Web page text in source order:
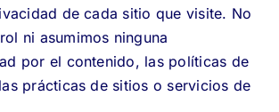
de cada sitio que visite. No
ni asumimos ninguna
por el contenido, las políticas de
prácticas de sitios o servicios de